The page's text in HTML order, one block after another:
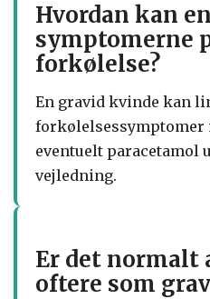
Hvordan kan
symptomerne
forkølelse?
En gravid kvinde kan
forkølelsessymptomer
eventuelt paracetamol
vejledning.
Er det normalt
oftere som